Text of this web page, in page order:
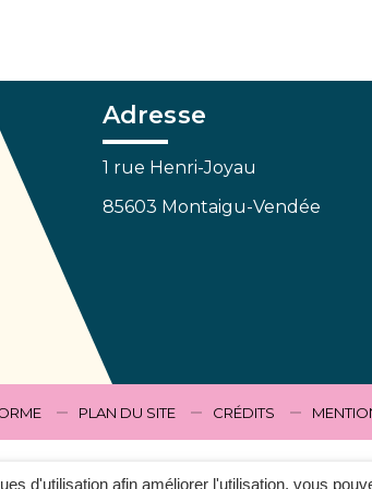
d'utilisation afin améliorer l'utilisation, vous
Adresse
1 rue Henri-Joyau
85603 Montaigu-Vendée
PLAN DU SITE CRÉDITS